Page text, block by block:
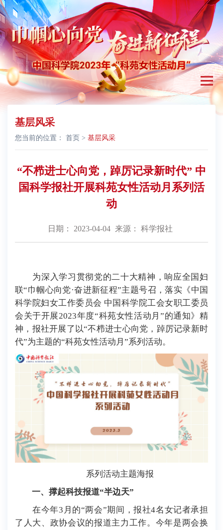
基层风采
您当前的位置： 首页 > 基层风采
“不栉进士心向党，踔厉记录新时代” 中
国科学报社开展科苑女性活动月系列活
动
日期： 2023-04-04 来源： 科学报社
为深入学习贯彻党的二十大精神，响应全国妇
联“巾帼心向党·奋进新征程”主题号召，落实《中国
科学院妇女工作委员会 中国科学院工会女职工委员
会关于开展2023年度“科苑女性活动月”的通知》精
神，报社开展了以“不栉进士心向党，踔厉记录新时
代”为主题的“科苑女性活动月”系列活动。
系列活动主题海报
一、撑起科技报道“半边天”
在今年3月的“两会”期间，报社4名女记者承担
了人大、政协会议的报道主力工作。今年是两会换